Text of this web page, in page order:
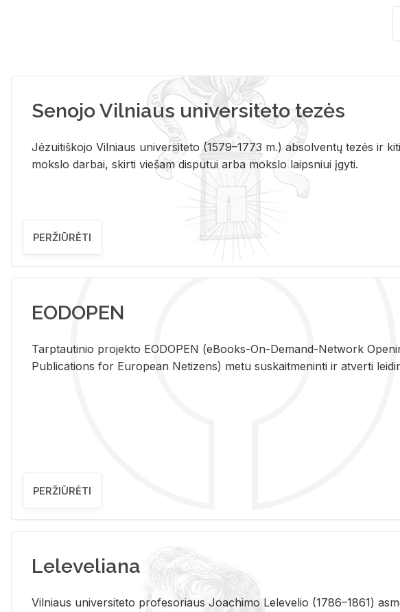
Senojo Vilniaus universiteto tezės
Jėzuitiškojo Vilniaus universiteto (1579–1773 m.) absolventų tezės ir kiti
mokslo darbai, skirti viešam disputui arba mokslo laipsniui įgyti.
PERŽIŪRĖTI
EODOPEN
Tarp­tau­ti­nio pro­jek­to EO­DO­PEN (eBo­oks-On-De­mand-Ne­twork
Pub­li­ca­tions for Eu­ro­pe­an Ne­ti­zens) metu su­skait­me­nin­ti ir at­ver­ti
PERŽIŪRĖTI
Leleveliana
Vil­niaus uni­ver­si­te­to pro­fe­so­riaus Jo­a­chi­mo Le­le­ve­lio (1786–1861)